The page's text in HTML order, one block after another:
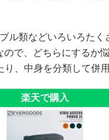
ル類などいろいろたく
で、どちらにするか
、中身を分類して併
楽天で購入